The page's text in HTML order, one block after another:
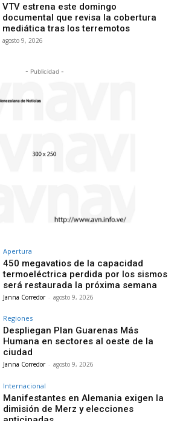
VTV estrena este domingo
documental que revisa la cobertura
mediática tras los terremotos
agosto 9, 2026
- Publicidad -
Apertura
450 megavatios de la capacidad
termoeléctrica perdida por los sismos
será restaurada la próxima semana
Janna Corredor - agosto 9, 2026
Regiones
Despliegan Plan Guarenas Más
Humana en sectores al oeste de la
ciudad
Janna Corredor - agosto 9, 2026
Internacional
Manifestantes en Alemania exigen la
dimisión de Merz y elecciones